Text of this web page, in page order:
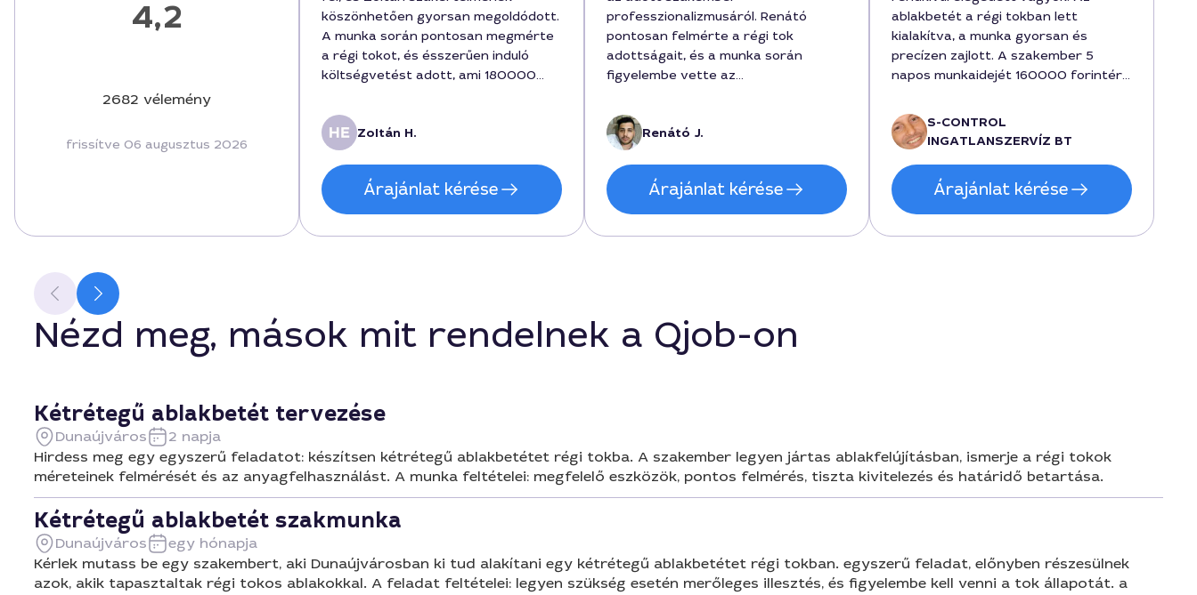
4,2
2682 vélemény
frissítve 06 augusztus 2026
köszönhetően gyorsan megoldódott.
A munka során pontosan megmérte
a régi tokot, és ésszerűen induló
költségvetést adott, ami 180000
kivitelezés ötleteit részletesen
elmagyarázta, és a végeredmény
stabil, csendesebb és megbízható. Ha
legközelebb hasonló feladatom lenne,
őt választom.
Zoltán H.
Árajánlat kérése
professzionalizmusáról. Renátó
pontosan felmérte a régi tok
adottságait, és a munka során
figyelembe vette az
szolgáltatás időtartama alatt
lehetett látni, hogy a részletekre is
törekszik: a csomagolás és a tömítés
végig precíz volt, a díj pedig 48000
forint körül mozgott. A végeredmény
stabil, és a belső ergonómia is javult,
Renátó J.
Árajánlat kérése
ablakbetét a régi tokban lett
kialakítva, a munka gyorsan és
precízen zajlott. A szakember 5
napos munkaidejét 160000 forintért
árajánlatot adott. Az időjárás sem
befolyásolta a folyamatot, mert az
Attila gyorsan lezárta a kivitelezést,
így otthonunk melegen tartása
biztonságban van.
S-CONTROL
INGATLANSZERVÍZ BT
Árajánlat kérése
Nézd meg, mások mit rendelnek a Qjob-on
Kétrétegű ablakbetét tervezése
Dunaújváros
2 napja
Hirdess meg egy egyszerű feladatot: készítsen kétrétegű ablakbetétet régi tokba. A szakember legyen jártas ablakfelújításban, ismerje a régi tokok
méreteinek felmérését és az anyagfelhasználást. A munka feltételei: megfelelő eszközök, pontos felmérés, tiszta kivitelezés és határidő betartása.
Kétrétegű ablakbetét szakmunka
Dunaújváros
egy hónapja
Kérlek mutass be egy szakembert, aki Dunaújvárosban ki tud alakítani egy kétrétegű ablakbetétet régi tokban. egyszerű feladat, előnyben részesülnek
azok, akik tapasztaltak régi tokos ablakokkal. A feladat feltételei: legyen szükség esetén merőleges illesztés, és figyelembe kell venni a tok állapotát. a